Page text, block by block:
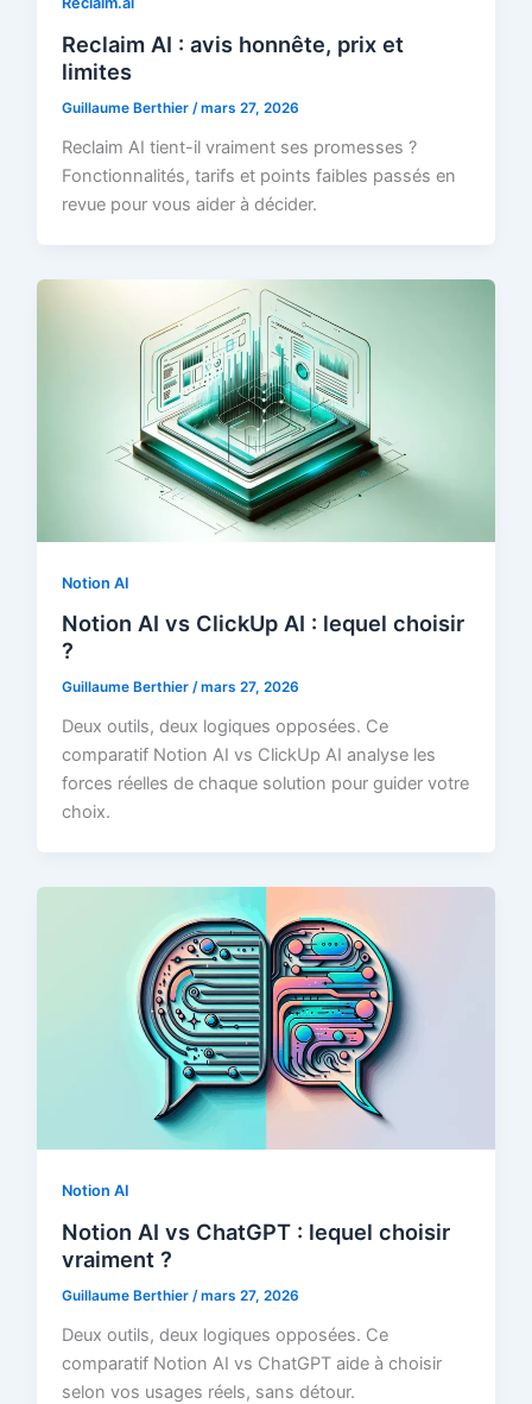
Reclaim AI : avis honnête, prix et
limites
Guillaume Berthier/mars 27, 2026
Reclaim AI tient-il vraiment ses promesses ?
Fonctionnalités, tarifs et points faibles passés en
revue pour vous aider à décider.
Notion AI
Notion AI vs ClickUp AI : lequel choisir
?
Guillaume Berthier/mars 27, 2026
Deux outils, deux logiques opposées. Ce
comparatif Notion AI vs ClickUp AI analyse les
forces réelles de chaque solution pour guider votre
choix.
Notion AI
Notion AI vs ChatGPT : lequel choisir
vraiment ?
Guillaume Berthier/mars 27, 2026
Deux outils, deux logiques opposées. Ce
comparatif Notion AI vs ChatGPT aide à choisir
selon vos usages réels, sans détour.